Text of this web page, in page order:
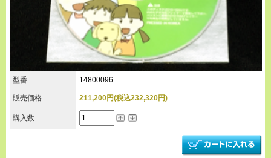
型番 14800096
販売価格 211,200円(税込232,320円)
購入数